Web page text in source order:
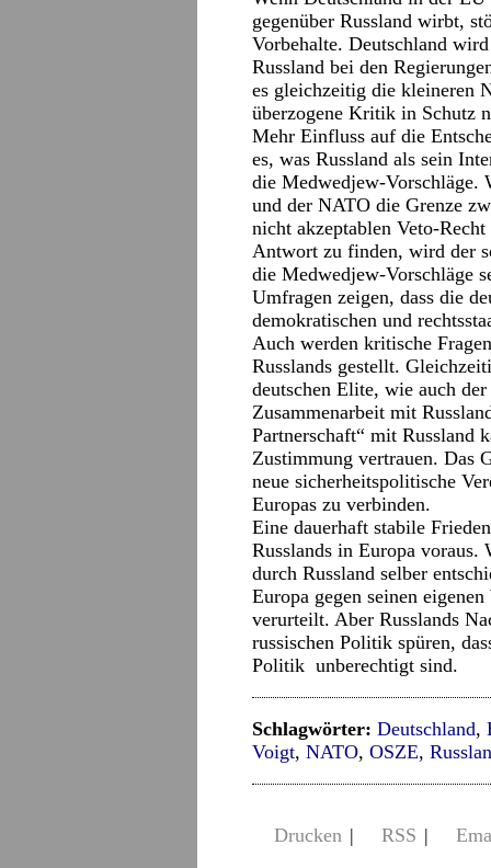
gegenüber Russland wirbt,
Vorbehalte. Deutschland
Russland bei den
es gleichzeitig die kleineren
überzogene Kritik in Schutz
Mehr Einfluss auf die
es, was Russland als sein
die Medwedjew-Vorschläge.
und der NATO die Grenze
nicht akzeptablen Veto-
Antwort zu finden, wird der
die Medwedjew-Vorschläge
Umfragen zeigen, dass die
demokratischen und
Auch werden kritische
Russlands gestellt.
deutschen Elite, wie auch
Zusammenarbeit mit
Partnerschaft“ mit Russland
Zustimmung vertrauen. Das
neue sicherheitspolitische
Europas zu verbinden.
Eine dauerhaft stabile
Russlands in Europa voraus.
durch Russland selber
Europa gegen seinen
verurteilt. Aber Russlands
russischen Politik spüren,
Politik unberechtigt sind.
Schlagwörter: Deutschland,
Voigt, NATO, OSZE,
Drucken | RSS |